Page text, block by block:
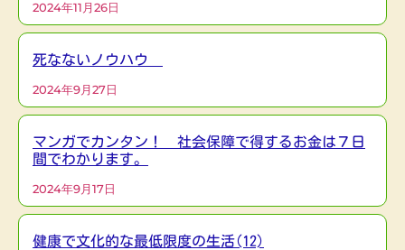
2024年11月26日
死なないノウハウ
2024年9月27日
マンガでカンタン！ 社会保障で得するお金は７日
間でわかります。
2024年9月17日
健康で文化的な最低限度の生活(12)